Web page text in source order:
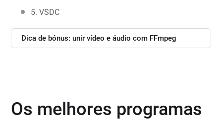
5. VSDC
Dica de bónus: unir vídeo e áudio com FFmpeg
Os melhores programas